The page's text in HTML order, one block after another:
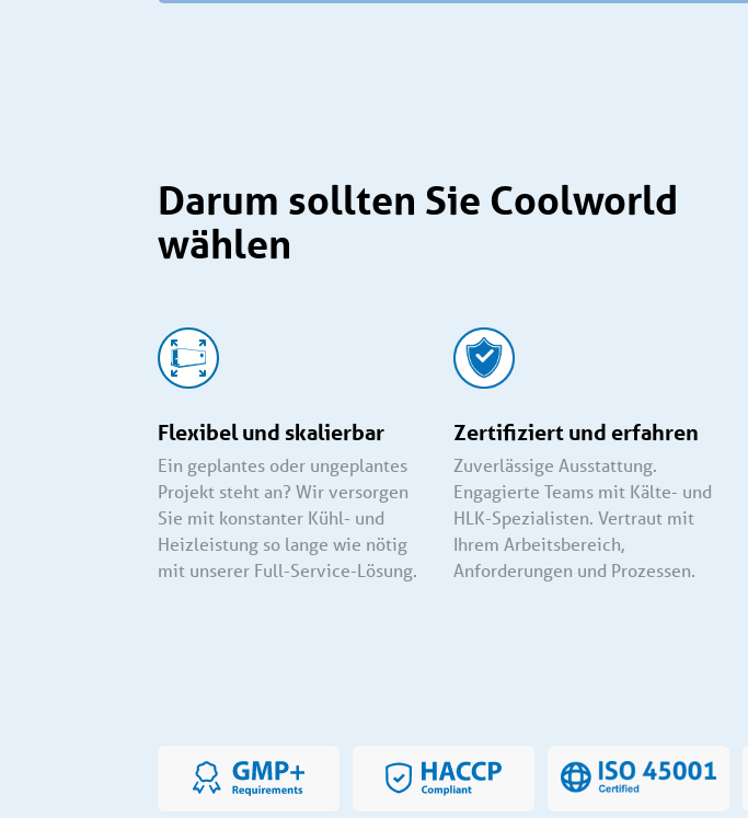
Darum sollten Sie Coolworld
wählen
Flexibel und skalierbar
Ein geplantes oder ungeplantes
Projekt steht an? Wir versorgen
Sie mit konstanter Kühl- und
Heizleistung so lange wie nötig
mit unserer Full-Service-Lösung.
Zertifiziert und erfahren
Zuverlässige Ausstattung.
Engagierte Teams mit Kälte- und
HLK-Spezialisten. Vertraut mit
Ihrem Arbeitsbereich,
Anforderungen und Prozessen.